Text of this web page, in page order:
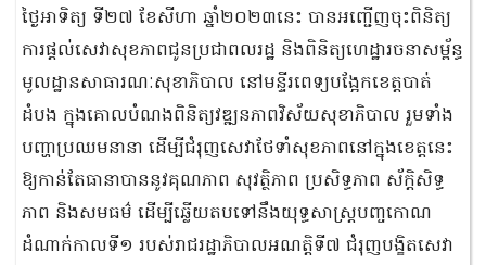
ថ្ងៃអាទិត្យ ទី២៧ ខែសីហា ឆ្នាំ២០២៣នេះ បានអញ្ជើញចុះពិនិត្យ
ការផ្តល់សេវាសុខភាពជូនប្រជាពលរដ្ឋ និងពិនិត្យហេដ្ឋារចនាសម្ព័ន្ធ
មូលដ្ឋានសាធារណៈសុខាភិបាល នៅមន្ទីរពេទ្យបង្អែកខេត្តបាត់
ដំបង ក្នុងគោលបំណងពិនិត្យវឌ្ឍនភាពវិស័យសុខាភិបាល រួមទាំង
បញ្ហាប្រឈមនានា ដើម្បីជំរុញសេវាថែទាំសុខភាពនៅក្នុងខេត្ដនេះ
ឱ្យកាន់តែធានាបាននូវគុណភាព សុវត្ថិភាព ប្រសិទ្ធភាព​ ​ស័ក្តិសិទ្ធ
ភាព និងសមធម៌ ដើម្បីឆ្លើយតបទៅនឹងយុទ្ធសាស្រ្តបញ្ចកោណ
ដំណាក់កាលទី១ របស់រាជរដ្ឋាភិបាលអណត្តិទី៧ ជំរុញបង្ខិតសេវា